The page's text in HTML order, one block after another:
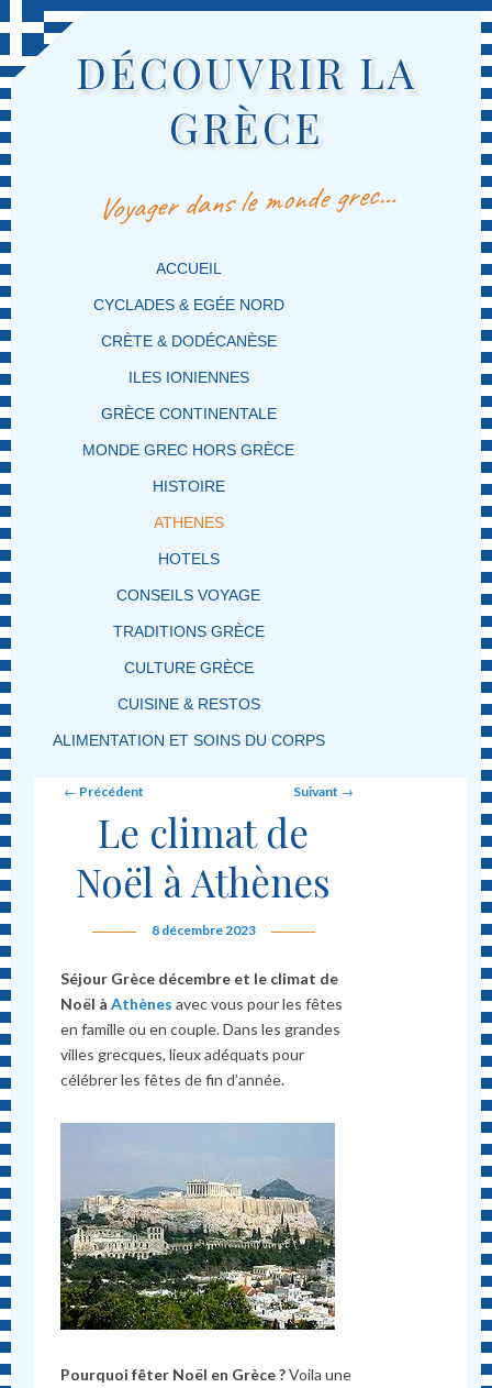
DÉCOUVRIR LA
GRÈCE
Voyager dans le monde grec…
MENU PRINCIPAL
MASQUER LA NAVIGATION PRINCIPALE
MASQUER LA NAVIGATION SECONDAIRE
ACCUEIL
CYCLADES & EGÉE NORD
CRÈTE & DODÉCANÈSE
ILES IONIENNES
GRÈCE CONTINENTALE
MONDE GREC HORS GRÈCE
HISTOIRE
ATHENES
HOTELS
CONSEILS VOYAGE
TRADITIONS GRÈCE
CULTURE GRÈCE
CUISINE & RESTOS
ALIMENTATION ET SOINS DU CORPS
Post navigation
← Précédent Suivant →
Le climat de
Noël à Athènes
8 décembre 2023
Séjour Grèce décembre et le climat de
Noël àAthènes avec vous pour les fêtes
en famille ou en couple. Dans les grandes
villes grecques, lieux adéquats pour
célébrer les fêtes de fin d’année.
Pourquoi fêter Noël en Grèce ?Voila une